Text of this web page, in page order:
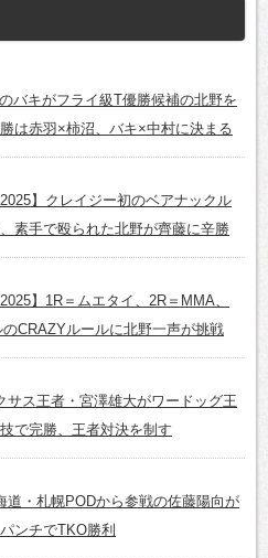
バキがフライ級T優勝候補の北野を
は赤羽×柿沼、バキ×中村に決まる
】クレイジー初のベアナックル
素手で殴られた北野が齊藤に辛勝
】1R＝ムエタイ、2R＝MMA、
CRAZYルールに北野一声が挑戦
サス王者・宮澤雄大がワードッグ王
で完勝、王者対決を制す
道・札幌PODから参戦の佐藤陽向が
ンチでTKO勝利